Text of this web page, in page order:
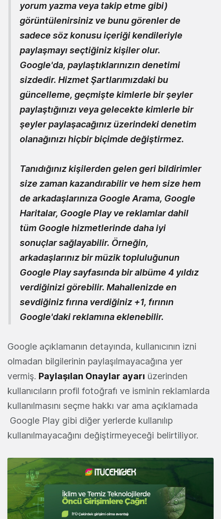
yorum yazma veya takip etme gibi)
görüntülenirsiniz ve bunu görenler de
sadece söz konusu içeriği kendileriyle
paylaşmayı seçtiğiniz kişiler olur.
Google'da, paylaştıklarınızın denetimi
sizdedir. Hizmet Şartlarımızdaki bu
güncelleme, geçmişte kimlerle bir şeyler
paylaştığınızı veya gelecekte kimlerle bir
şeyler paylaşacağınız üzerindeki denetim
olanağınızı hiçbir biçimde değiştirmez.
Tanıdığınız kişilerden gelen geri bildirimler
size zaman kazandırabilir ve hem size hem
de arkadaşlarınıza Google Arama, Google
Haritalar, Google Play ve reklamlar dahil
tüm Google hizmetlerinde daha iyi
sonuçlar sağlayabilir. Örneğin,
arkadaşlarınız bir müzik topluluğunun
Google Play sayfasında bir albüme 4 yıldız
verdiğinizi görebilir. Mahallenizde en
sevdiğiniz fırına verdiğiniz +1, fırının
Google'daki reklamına eklenebilir.
Google açıklamanın detayında, kullanıcının izni
olmadan bilgilerinin paylaşılmayacağına yer
vermiş. Paylaşılan Onaylar ayarı üzerinden
kullanıcıların profil fotoğrafı ve isminin reklamlarda
kullanılmasını seçme hakkı var ama açıklamada
Google Play gibi diğer yerlerde kullanılıp
kullanılmayacağını değiştirmeyeceği belirtiliyor.